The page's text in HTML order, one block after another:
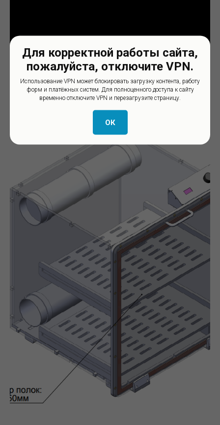
Для корректной работы сайта,
пожалуйста, отключите VPN.
Использование VPN может блокировать загрузку контента, работу
форм и платёжных систем. Для полноценного доступа к сайту
временно отключите VPN и перезагрузите страницу.
ОК